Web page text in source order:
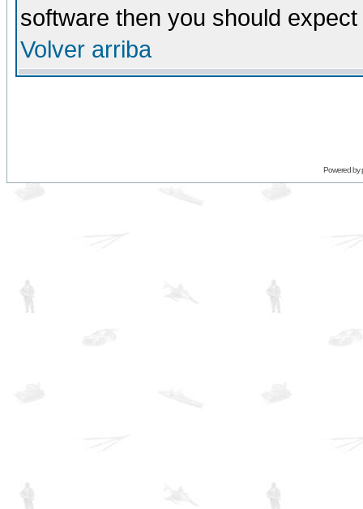
software then you should
Volver arriba
Powered by